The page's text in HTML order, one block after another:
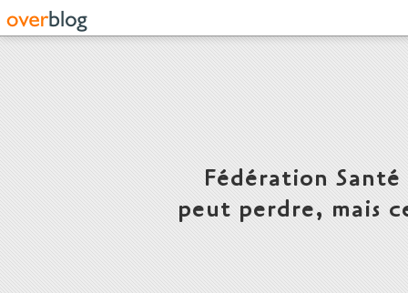
Fédération
peut perdre, mais